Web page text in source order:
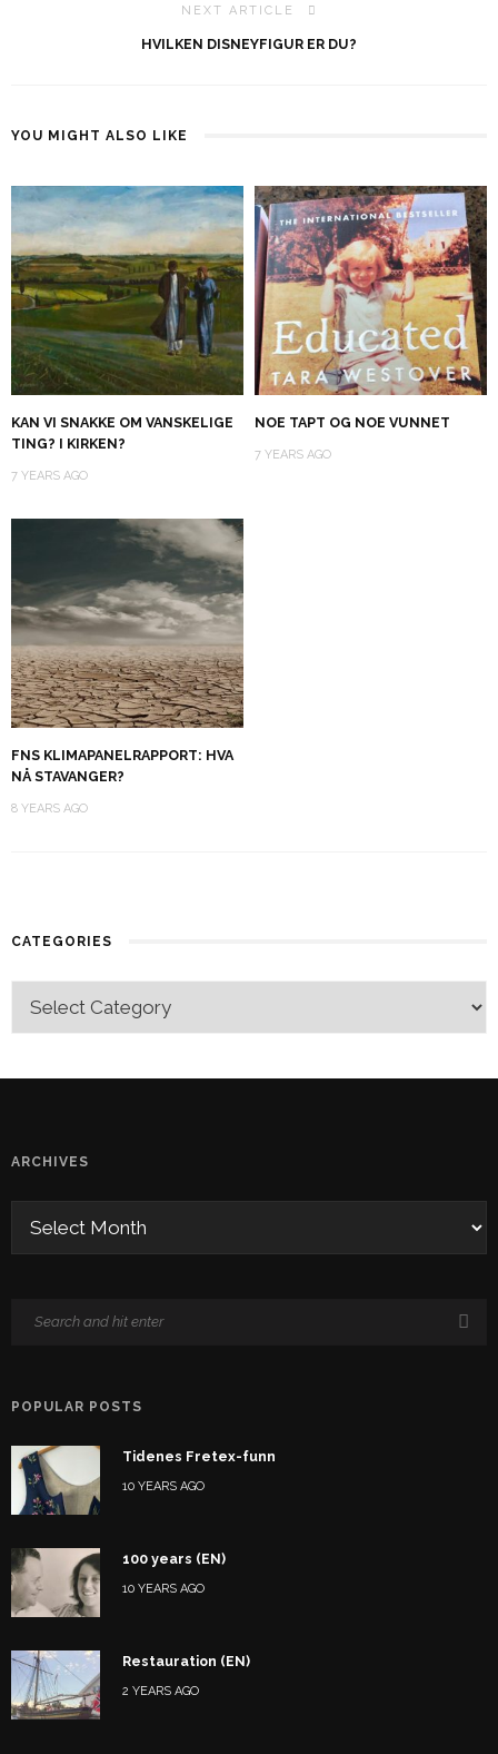
NEXT ARTICLE
HVILKEN DISNEYFIGUR ER DU?
YOU MIGHT ALSO LIKE
KAN VI SNAKKE OM VANSKELIGE
TING? I KIRKEN?
7 YEARS AGO
NOE TAPT OG NOE VUNNET
7 YEARS AGO
FNS KLIMAPANELRAPPORT: HVA
NÅ STAVANGER?
8 YEARS AGO
CATEGORIES
ARCHIVES
POPULAR POSTS
Tidenes Fretex-funn
10 YEARS AGO
100 years (EN)
10 YEARS AGO
Restauration (EN)
2 YEARS AGO